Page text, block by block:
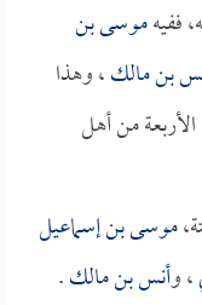
ففيهموسى بن
بن مالك، وهذا
من أهل
موسى بن إسماعيل
، وأنس بن مالك.